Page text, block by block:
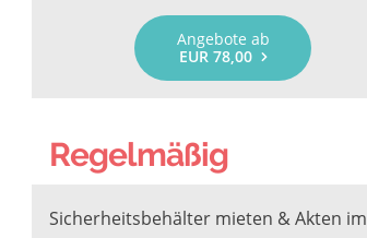
Angebote ab
EUR 78,00
Regelmäßig
Sicherheitsbehälter mieten & Akten im